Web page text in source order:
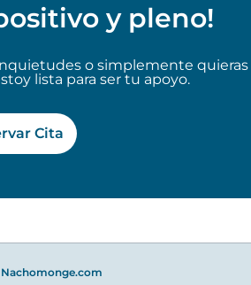
y pleno!
o simplemente quieras
lista para ser tu apoyo.
Cita
Nachomonge.com